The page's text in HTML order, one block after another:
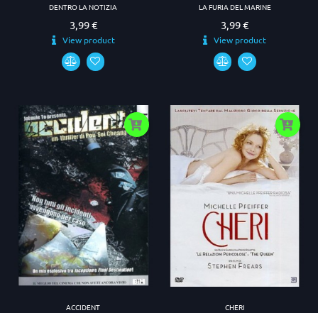
DENTRO LA NOTIZIA
Prezzo
3,99 €
View product
LA FURIA DEL MARINE
Prezzo
3,99 €
View product
ACCIDENT CHERI